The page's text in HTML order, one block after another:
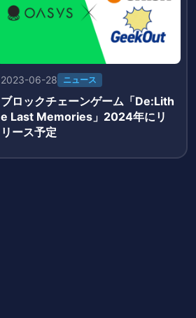
2023-06-28 ニュース
ブロックチェーンゲーム「De:Lith
e Last Memories」2024年にリ
リース予定